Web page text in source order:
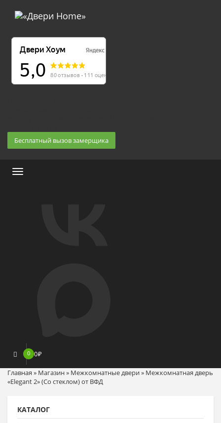
Бесплатный вызов замерщика
Меню
0 0₽
Главная » Магазин» Межкомнатные двери» Межкомнатная дверь
«Elegant 2» (Со стеклом) от ВФД
КАТАЛОГ